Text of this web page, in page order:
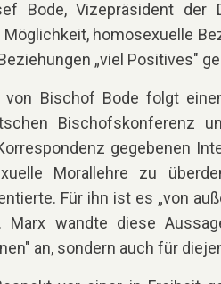
Bode, Vizepräsident
homosexuelle
„viel Positives"
von Bischof Bode folgt
Bischofskonferenz
gegebenen
Morallehre zu
Für ihn ist es „von
Marx wandte diese
an, sondern auch für